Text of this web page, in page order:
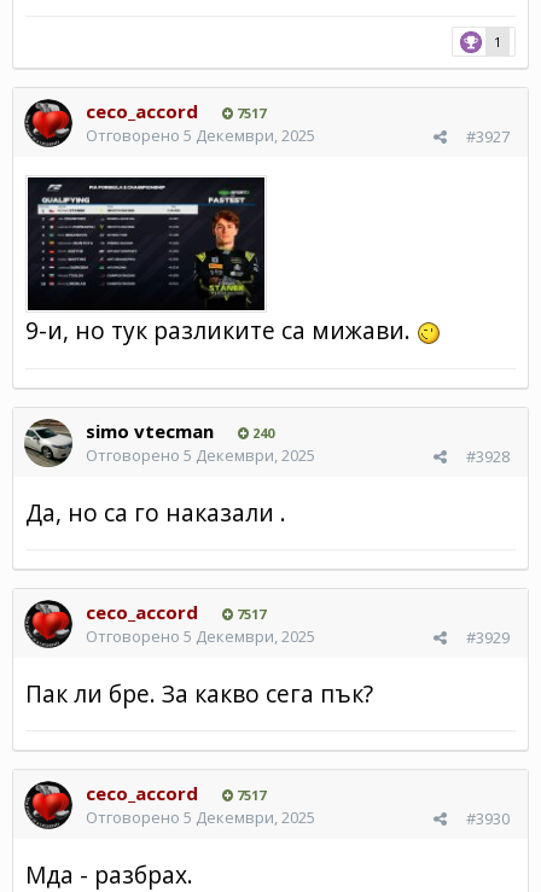
1
ceco_accord 7517
#3927
Отговорено 5 Декември, 2025
9-и, но тук разликите са мижави.
simo vtecman 240
#3928
Отговорено 5 Декември, 2025
Да, но са го наказали .
ceco_accord 7517
#3929
Отговорено 5 Декември, 2025
Пак ли бре. За какво сега пък?
ceco_accord 7517
#3930
Отговорено 5 Декември, 2025
Мда - разбрах.